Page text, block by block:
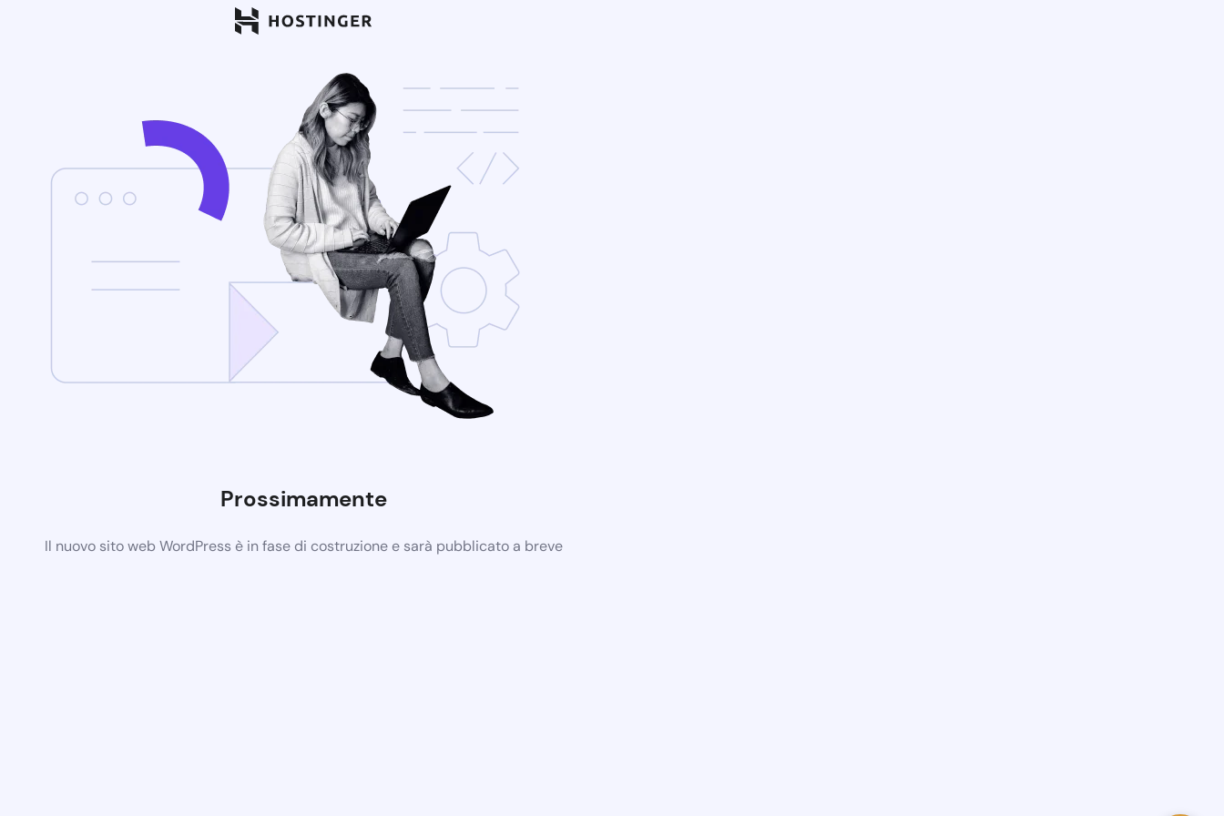
Prossimamente
Il nuovo sito web WordPress è in fase di costruzione e sarà pubblicato a breve